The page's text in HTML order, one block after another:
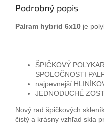
Podrobný popis
Palram hybrid 6x10 je
ŠPIČKOVÝ
SPOLOČNOSTI
najpevnejší
JEDNODUCHÉ
Nový rad špičkových
čistý a krásny vzhľad skla